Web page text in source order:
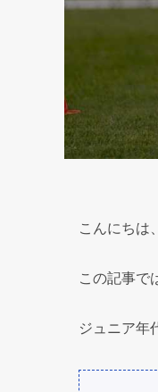
こんにちは
この記事で
ジュニア年